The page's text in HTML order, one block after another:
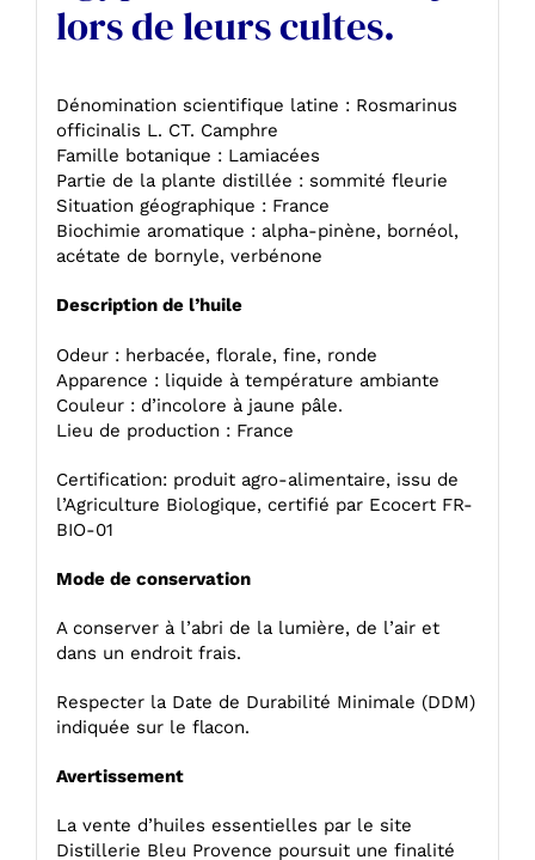
lors de leurs cultes.
Dénomination scientifique latine : Rosmarinus
officinalis L. CT. Camphre
Famille botanique : Lamiacées
Partie de la plante distillée : sommité fleurie
Situation géographique : France
Biochimie aromatique : alpha-pinène, bornéol,
acétate de bornyle, verbénone
Description de l’huile
Odeur : herbacée, florale, fine, ronde
Apparence : liquide à température ambiante
Couleur : d’incolore à jaune pâle.
Lieu de production : France
Certification: produit agro-alimentaire, issu de
l’Agriculture Biologique, certifié par Ecocert FR-
BIO-01
Mode de conservation
A conserver à l’abri de la lumière, de l’air et
dans un endroit frais.
Respecter la Date de Durabilité Minimale (DDM)
indiquée sur le flacon.
Avertissement
La vente d’huiles essentielles par le site
Distillerie Bleu Provence poursuit une finalité